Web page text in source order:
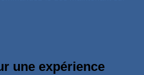
une expérience